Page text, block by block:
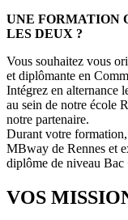
UNE FORMATION
LES DEUX ?
Vous souhaitez vous
et diplômante en
Intégrez en alternance
au sein de notre école
notre partenaire.
Durant votre formation,
MBway de Rennes et
diplôme de niveau Bac
VOS